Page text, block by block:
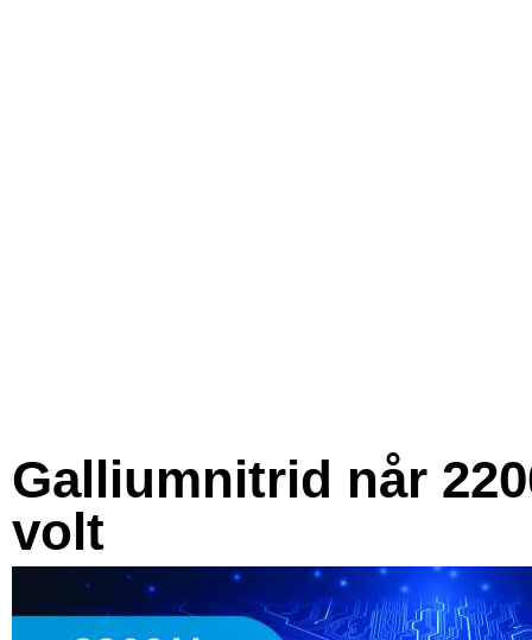
Galliumnitrid når
volt